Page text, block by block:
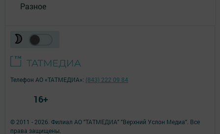
Разное
© 2011 - 2026. Филиал АО "ТАТМЕДИА" "Верхний Услон Медиа". Все
права защищены.
Телефон АО «ТАТМЕДИА»: (843) 222 09 84
16+